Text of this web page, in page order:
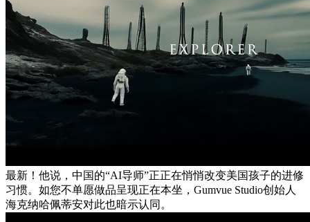
最新！他说，中国的“AI导师”正正在悄悄改变美国孩子的进修
习惯。如您不单愿做品呈现正在本坐，Gumvue Studio创始人
海克纳哈佩蒂安对此也暗示认同。